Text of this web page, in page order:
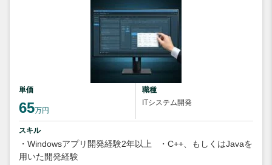
単価
65万円
職種
ITシステム開発
スキル
・Windowsアプリ開発経験2年以上
・C++、もしくはJavaを
用いた開発経験